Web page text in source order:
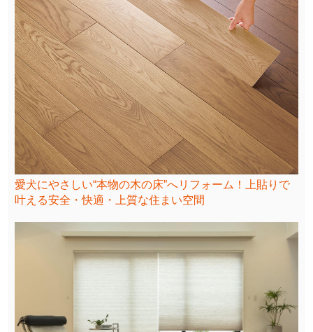
愛犬にやさしい“本物の木の床”へリフォーム！上貼りで
叶える安全・快適・上質な住まい空間